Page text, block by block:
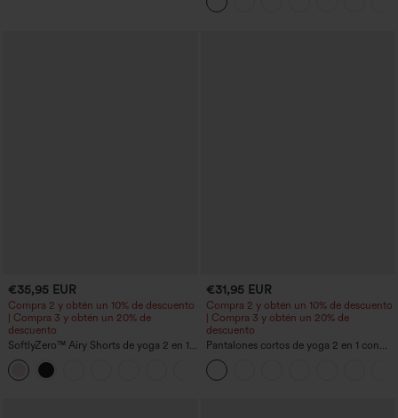
€35,95 EUR
Compra 2 y obtén un 10% de descuento
| Compra 3 y obtén un 20% de
descuento
SoftlyZero™ Airy Shorts de yoga 2 en 1
InstantCool de talle súper alto, 7" con
bolsillos
€31,95 EUR
Compra 2 y obtén un 10% de descuento
| Compra 3 y obtén un 20% de
descuento
Pantalones cortos de yoga 2 en 1 con
bolsillo trasero de talle muy alto y
bolsillo lateral oculto de 5&#39;&#39;
de longitud más larga